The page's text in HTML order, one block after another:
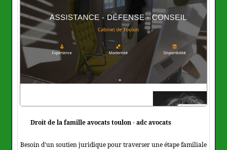
Droit de la famille avocats toulon - adc avocats
Besoin d'un soutien juridique pour traverser une étape familiale